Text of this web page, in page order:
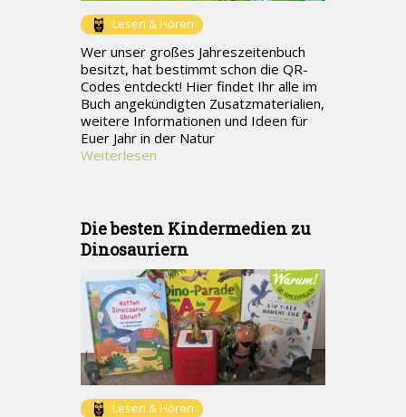
Lesen & Hören
Wer unser großes Jahreszeitenbuch
besitzt, hat bestimmt schon die QR-
Codes entdeckt! Hier findet Ihr alle im
Buch angekündigten Zusatzmaterialien,
weitere Informationen und Ideen für
Euer Jahr in der Natur
Weiterlesen
Die besten Kindermedien zu
Dinosauriern
Lesen & Hören